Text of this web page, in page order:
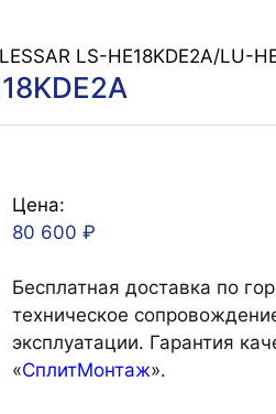
LS-HE18KDE2A/LU-
Цена:
80 600₽
Бесплатная доставка по
техническое
эксплуатации. Гарантия
«СплитМонтаж».